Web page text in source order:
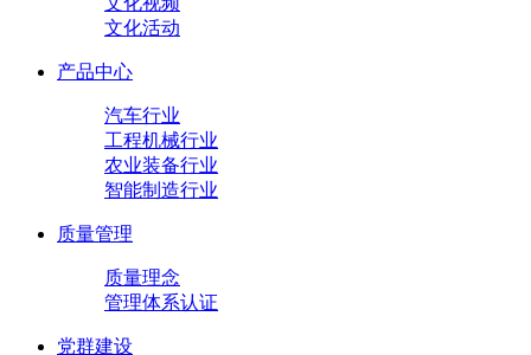
文化活动
产品中心
汽车行业
工程机械行业
农业装备行业
智能制造行业
质量管理
质量理念
管理体系认证
党群建设